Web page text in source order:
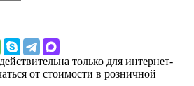
только для интернет-
от стоимости в розничной